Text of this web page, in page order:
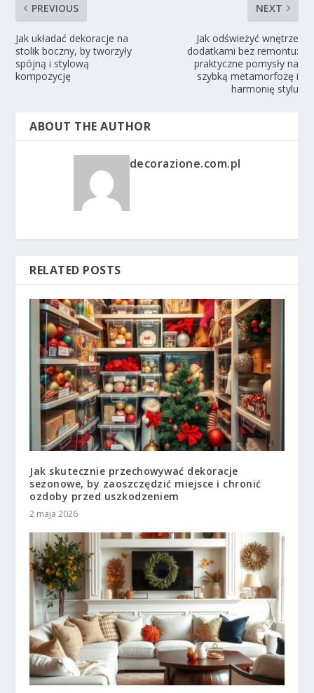
PREVIOUS
Jak układać dekoracje na
stolik boczny, by tworzyły
spójną i stylową
kompozycję
NEXT
Jak odświeżyć wnętrze
dodatkami bez remontu:
praktyczne pomysły na
szybką metamorfozę i
harmonię stylu
ABOUT THE AUTHOR
decorazione.com.pl
RELATED POSTS
Jak skutecznie przechowywać dekoracje
sezonowe, by zaoszczędzić miejsce i chronić
ozdoby przed uszkodzeniem
2 maja 2026